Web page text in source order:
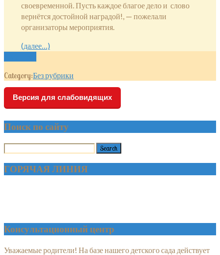
своевременной. Пусть каждое благое дело и слово
вернётся достойной наградой!, — пожелали
организаторы мероприятия.
(далее…)
Category:Без рубрики
Версия для слабовидящих
Поиск по сайту
ГОРЯЧАЯ ЛИНИЯ
Консультационный центр
Уважаемые родители! На базе нашего детского сада действует